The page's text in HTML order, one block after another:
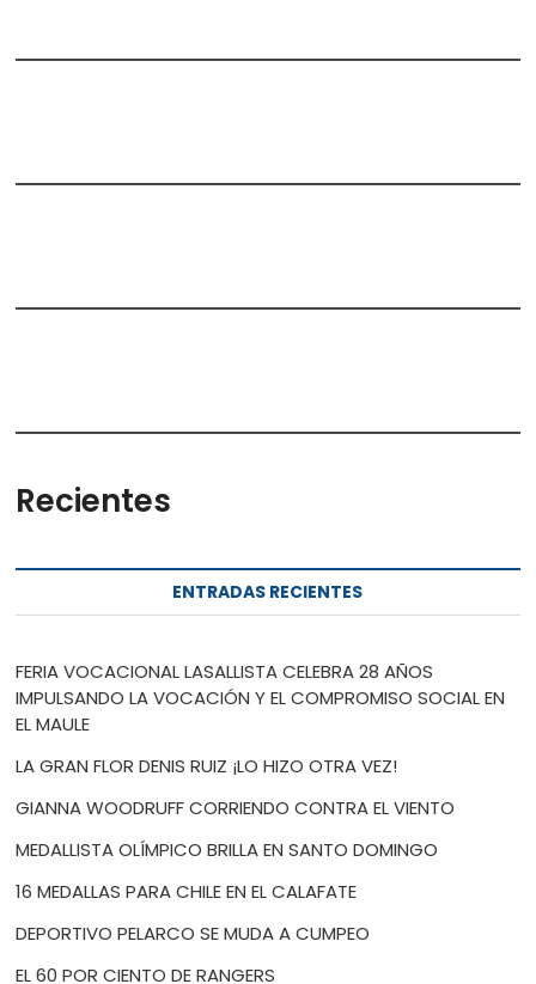
Recientes
ENTRADAS RECIENTES
FERIA VOCACIONAL LASALLISTA CELEBRA 28 AÑOS
IMPULSANDO LA VOCACIÓN Y EL COMPROMISO SOCIAL EN
EL MAULE
LA GRAN FLOR DENIS RUIZ ¡LO HIZO OTRA VEZ!
GIANNA WOODRUFF CORRIENDO CONTRA EL VIENTO
MEDALLISTA OLÍMPICO BRILLA EN SANTO DOMINGO
16 MEDALLAS PARA CHILE EN EL CALAFATE
DEPORTIVO PELARCO SE MUDA A CUMPEO
EL 60 POR CIENTO DE RANGERS